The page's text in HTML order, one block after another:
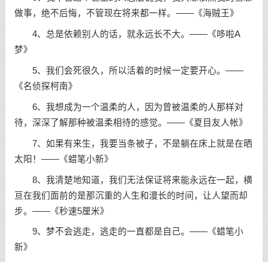
做事，绝不后悔，不管现在将来都一样。——《海贼王》
4、总是依赖别人的话，就永远长不大。——《哆啦A
梦》
5、我们会死很久，所以活着的时候一定要开心。——
《名侦探柯南》
6、我想成为一个温柔的人，因为曾被温柔的人那样对
待，深深了解那种被温柔相待的感觉。——《夏目友人帐》
7、如果有来生，我要当条被子，不是躺在床上就是在晒
太阳！——《蜡笔小新》
8、我清楚地知道，我们无法保证将来能永远在一起，横
亘在我们面前的是那沉重的人生和漫长的时间，让人望而却
步。——《秒速5厘米》
9、梦不会逃走，逃走的一直都是自己。——《蜡笔小
新》